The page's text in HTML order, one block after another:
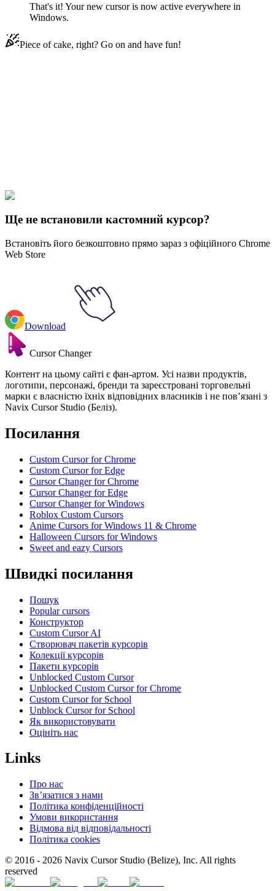
That's it! Your new cursor is now active everywhere in
Windows.
Piece of cake, right? Go on and have fun!
Простір
Ще не встановили кастомний курсор?
Встановіть його безкоштовно прямо зараз з офіційного Chrome
Web Store
Download
Cursor Changer
Контент на цьому сайті є фан-артом. Усі назви продуктів,
логотипи, персонажі, бренди та зареєстровані торговельні
марки є власністю їхніх відповідних власників і не пов’язані з
Navix Cursor Studio (Беліз).
Посилання
Custom Cursor for Chrome
Custom Cursor for Edge
Cursor Changer for Chrome
Cursor Changer for Edge
Cursor Changer for Windows
Roblox Custom Cursors
Anime Cursors for Windows 11 & Chrome
Halloween Cursors for Windows
Sweet and eazy Cursors
Швидкі посилання
Пошук
Popular cursors
Конструктор
Custom Cursor AI
Створювач пакетів курсорів
Колекції курсорів
Пакети курсорів
Unblocked Custom Cursor
Unblocked Custom Cursor for Chrome
Custom Cursor for School
Unblock Cursor for School
Як використовувати
Оцініть нас
Links
Про нас
Зв’язатися з нами
Політика конфіденційності
Умови використання
Відмова від відповідальності
Політика cookies
© 2016 - 2026 Navix Cursor Studio (Belize), Inc. All rights
reserved